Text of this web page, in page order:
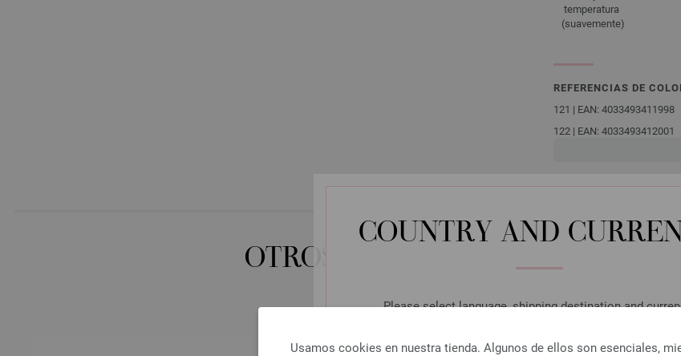
COUNTRY AND
Please select language, shipping destination and
Usamos cookies en nuestra tienda. Algunos de ellos son esenciales,
temperatura
(suavemente)
REFERENCIAS DE
121 | EAN: 4033493411998
122 | EAN: 4033493412001
OTROS CLIENTES TAMBIÉN HAN